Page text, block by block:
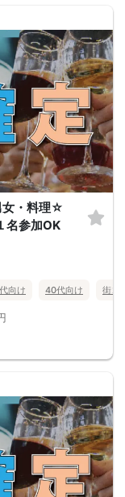
女・料理☆
名参加OK
向け 40代向け 街コ